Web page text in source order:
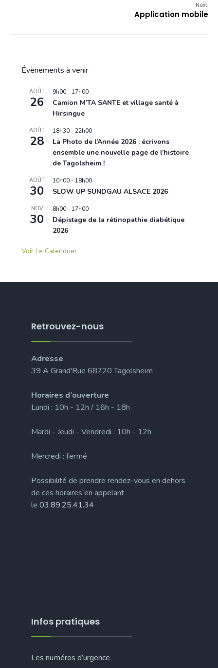
Next:
Application mobile
Évènements à venir
AOÛT
26
9h00 - 17h00
Camion M’TA SANTE et village santé à
Hirsingue
AOÛT
28
18h30 -22h00
La Photo de l’Année 2026 : écrivons
ensemble une nouvelle page de l’histoire
de Tagolsheim !
AOÛT
30
10h00 - 18h00
SLOW UP SUNDGAU ALSACE 2026
NOV
30
8h00 - 17h00
Dépistage de la rétinopathie diabétique
2026
Voir Le Calendrier
Retrouvez-nous
Adresse
39 A Grand'Rue 68720 Tagolsheim
Horaires d’ouverture
Lundi : 10h - 12h / 16h - 18h
Mardi - Jeudi - Vendredi : 10h - 12h
Mercredi : fermé
Possibilité de prendre rendez-vous en dehors
de ces horaires en appelant
le 03.89.25.41.34
Infos pratiques
Les numéros d’urgence